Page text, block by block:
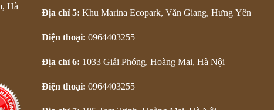
Hà
Địa chỉ 5: Khu Marina Ecopark, Văn Giang, Hưng Yên
Điện thoại: 0964403255
Địa chỉ 6: 1033 Giải Phóng, Hoàng Mai, Hà Nội
Điện thoại: 0964403255